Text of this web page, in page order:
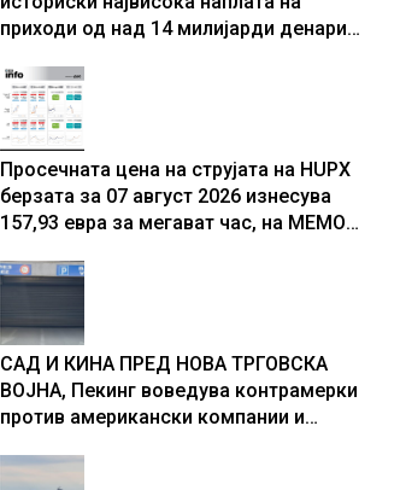
приходи од над 14 милијарди денари
резултати
Просечната цена на струјата на HUPX
берзата за 07 август 2026 изнесува
157,93 евра за мегават час, на МЕМО
САД И КИНА ПРЕД НОВА ТРГОВСКА
ВОЈНА, Пекинг воведува контрамерки
против американски компании и